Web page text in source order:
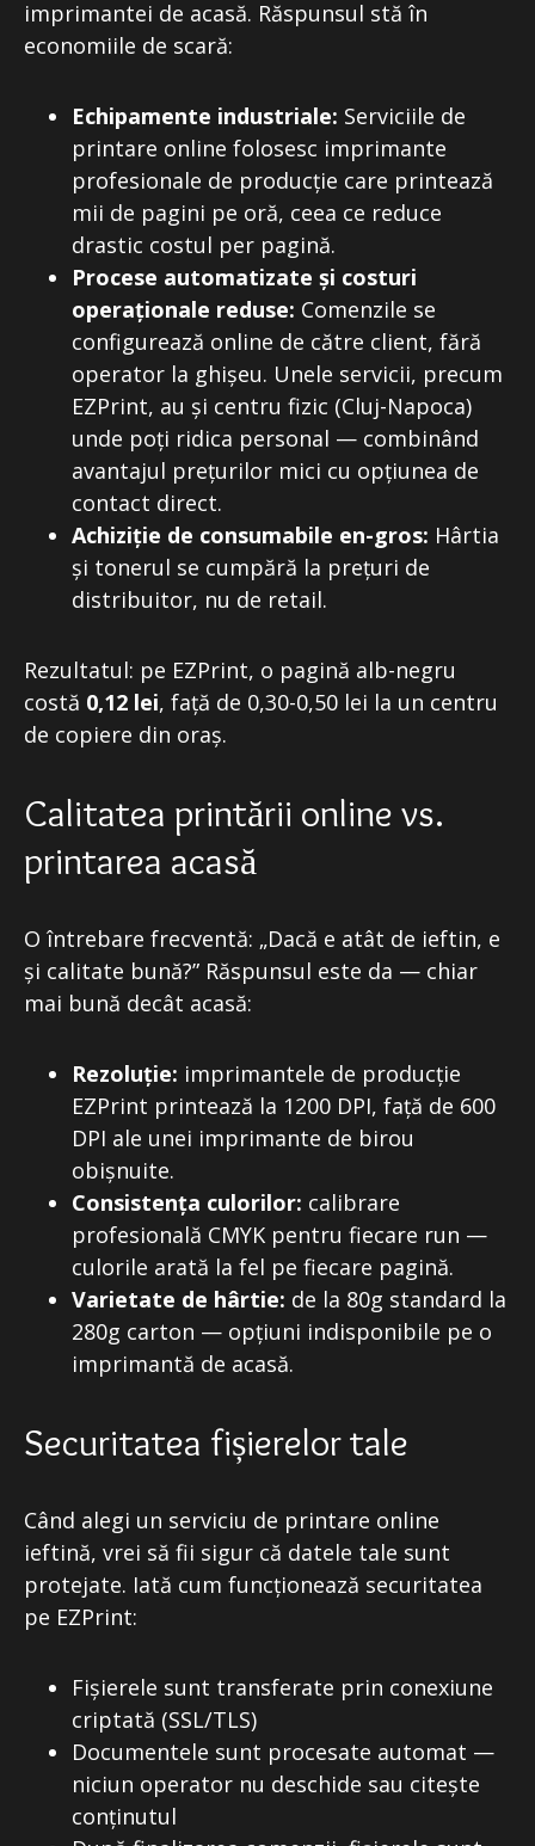
imprimantei de acasă. Răspunsul stă în
economiile de scară:
Echipamente industriale: Serviciile de
printare online folosesc imprimante
profesionale de producție care printează
mii de pagini pe oră, ceea ce reduce
drastic costul per pagină.
Procese automatizate și costuri
operaționale reduse: Comenzile se
configurează online de către client, fără
operator la ghișeu. Unele servicii, precum
EZPrint, au și centru fizic (Cluj-Napoca)
unde poți ridica personal — combinând
avantajul prețurilor mici cu opțiunea de
contact direct.
Achiziție de consumabile en-gros: Hârtia
și tonerul se cumpără la prețuri de
distribuitor, nu de retail.
Rezultatul: pe EZPrint, o pagină alb-negru
costă 0,12 lei, față de 0,30-0,50 lei la un centru
de copiere din oraș.
Calitatea printării online vs.
printarea acasă
O întrebare frecventă: „Dacă e atât de ieftin, e
și calitate bună?” Răspunsul este da — chiar
mai bună decât acasă:
Rezoluție: imprimantele de producție
EZPrint printează la 1200 DPI, față de 600
DPI ale unei imprimante de birou
obișnuite.
Consistența culorilor: calibrare
profesională CMYK pentru fiecare run —
culorile arată la fel pe fiecare pagină.
Varietate de hârtie: de la 80g standard la
280g carton — opțiuni indisponibile pe o
imprimantă de acasă.
Securitatea fișierelor tale
Când alegi un serviciu de printare online
ieftină, vrei să fii sigur că datele tale sunt
protejate. Iată cum funcționează securitatea
pe EZPrint:
Fișierele sunt transferate prin conexiune
criptată (SSL/TLS)
Documentele sunt procesate automat —
niciun operator nu deschide sau citește
conținutul